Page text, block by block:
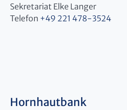
Sekretariat Elke Langer
Telefon +49 221 478-3524
Hornhautbank